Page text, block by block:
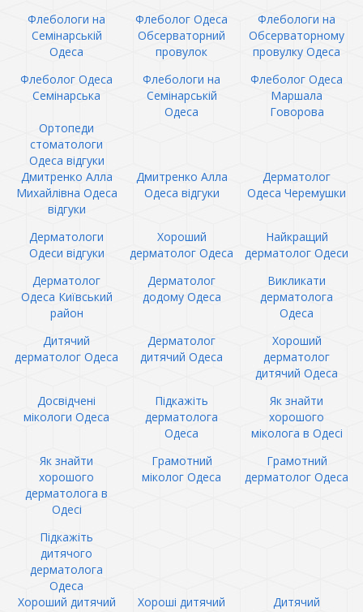
Флебологи на
Семінарській
Одеса
Флеболог Одеса
Обсерваторний
провулок
Флебологи на
Обсерваторному
провулку Одеса
Флеболог Одеса
Семінарська
Флебологи на
Семінарській
Одеса
Флеболог Одеса
Маршала
Говорова
Ортопеди
стоматологи
Одеса відгуки
Дмитренко Алла
Михайлівна Одеса
відгуки
Дмитренко Алла
Одеса відгуки
Дерматолог
Одеса Черемушки
Дерматологи
Одеси відгуки
Хороший
дерматолог Одеса
Найкращий
дерматолог Одеси
Дерматолог
Одеса Київський
район
Дерматолог
додому Одеса
Викликати
дерматолога
Одеса
Дитячий
дерматолог Одеса
Дерматолог
дитячий Одеса
Хороший
дерматолог
дитячий Одеса
Досвідчені
мікологи Одеса
Підкажіть
дерматолога
Одеса
Як знайти
хорошого
міколога в Одесі
Як знайти
хорошого
дерматолога в
Одесі
Грамотний
міколог Одеса
Грамотний
дерматолог Одеса
Підкажіть
дитячого
дерматолога
Одеса
Хороший дитячий
Хороші дитячий
Дитячий